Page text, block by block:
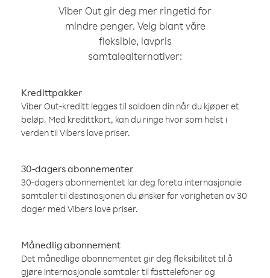
Viber Out gir deg mer ringetid for
mindre penger. Velg blant våre
fleksible, lavpris
samtalealternativer:
Kredittpakker
Viber Out-kreditt legges til saldoen din når du kjøper et
beløp. Med kredittkort, kan du ringe hvor som helst i
verden til Vibers lave priser.
30-dagers abonnementer
30-dagers abonnementet lar deg foreta internasjonale
samtaler til destinasjonen du ønsker for varigheten av 30
dager med Vibers lave priser.
Månedlig abonnement
Det månedlige abonnementet gir deg fleksibilitet til å
gjøre internasjonale samtaler til fasttelefoner og